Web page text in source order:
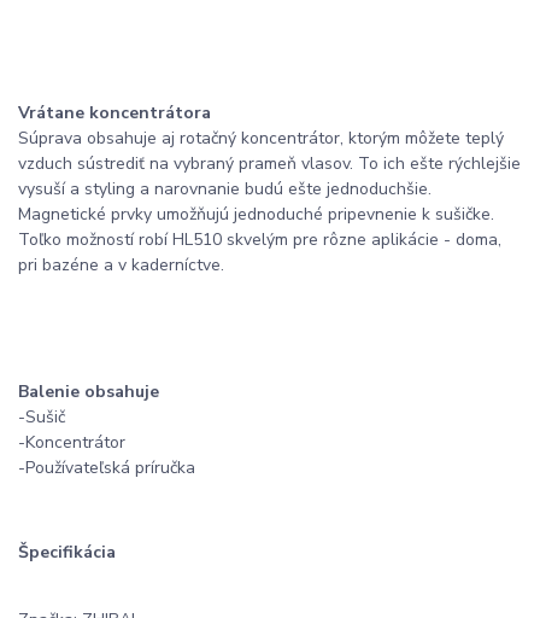
Vrátane koncentrátora
Súprava obsahuje aj rotačný koncentrátor, ktorým môžete teplý
vzduch sústrediť na vybraný prameň vlasov. To ich ešte rýchlejšie
vysuší a styling a narovnanie budú ešte jednoduchšie.
Magnetické prvky umožňujú jednoduché pripevnenie k sušičke.
Toľko možností robí HL510 skvelým pre rôzne aplikácie - doma,
pri bazéne a v kaderníctve.
Balenie obsahuje
-Sušič
-Koncentrátor
-Používateľská príručka
Špecifikácia